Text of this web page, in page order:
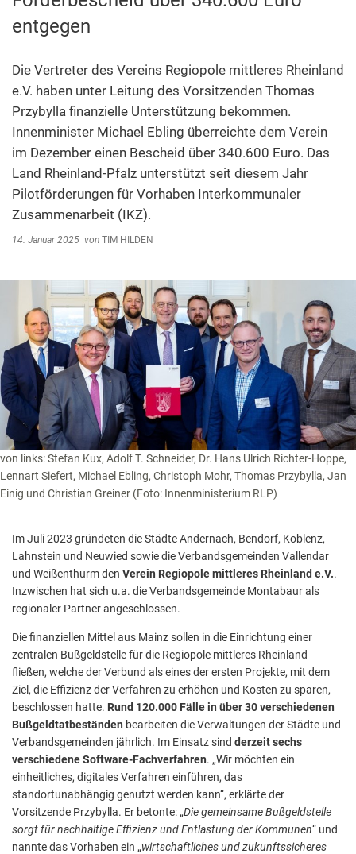
Schiedsamt
Wirtschaft und Tourismus
entgegen
Die Vertreter des Vereins Regiopole mittleres Rheinland
e.V. haben unter Leitung des Vorsitzenden Thomas
Przybylla finanzielle Unterstützung bekommen.
Innenminister Michael Ebling überreichte dem Verein
im Dezember einen Bescheid über 340.600 Euro. Das
Land Rheinland-Pfalz unterstützt seit diesem Jahr
Pilotförderungen für Vorhaben Interkommunaler
Zusammenarbeit (IKZ).
14. Januar 2025 von TIM HILDEN
von links: Stefan Kux, Adolf T. Schneider, Dr. Hans Ulrich Richter-Hoppe,
Lennart Siefert, Michael Ebling, Christoph Mohr, Thomas Przybylla, Jan
Einig und Christian Greiner (Foto: Innenministerium RLP)
Im Juli 2023 gründeten die Städte Andernach, Bendorf, Koblenz,
Lahnstein und Neuwied sowie die Verbandsgemeinden Vallendar
und Weißenthurm den Verein Regiopole mittleres Rheinland e.V..
Inzwischen hat sich u.a. die Verbandsgemeinde Montabaur als
regionaler Partner angeschlossen.
Die finanziellen Mittel aus Mainz sollen in die Einrichtung einer
zentralen Bußgeldstelle für die Regiopole mittleres Rheinland
fließen, welche der Verbund als eines der ersten Projekte, mit dem
Ziel, die Effizienz der Verfahren zu erhöhen und Kosten zu sparen,
beschlossen hatte. Rund 120.000 Fälle in über 30 verschiedenen
Bußgeldtatbeständen bearbeiten die Verwaltungen der Städte und
Verbandsgemeinden jährlich. Im Einsatz sind derzeit sechs
verschiedene Software-Fachverfahren. „Wir möchten ein
einheitliches, digitales Verfahren einführen, das
standortunabhängig genutzt werden kann“, erklärte der
Vorsitzende Przybylla. Er betonte: „Die gemeinsame Bußgeldstelle
sorgt für nachhaltige Effizienz und Entlastung der Kommunen“ und
nannte das Vorhaben ein „wirtschaftliches und zukunftssicheres